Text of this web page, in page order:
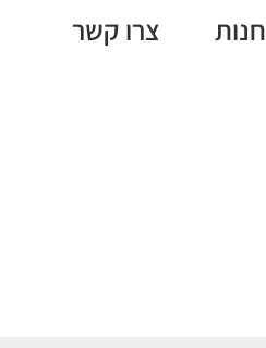
חנות צרו קשר